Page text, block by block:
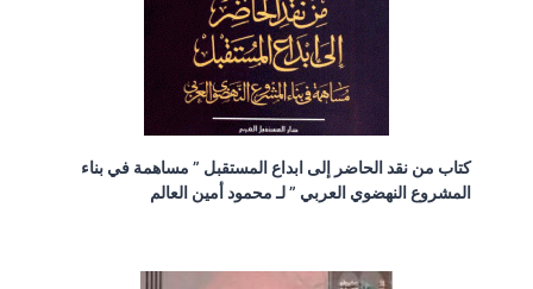
كتاب من نقد الحاضر إلى ابداع المستقبل ” مساهمة في بناء
المشروع النهضوي العربي ” لـ محمود أمين العالم